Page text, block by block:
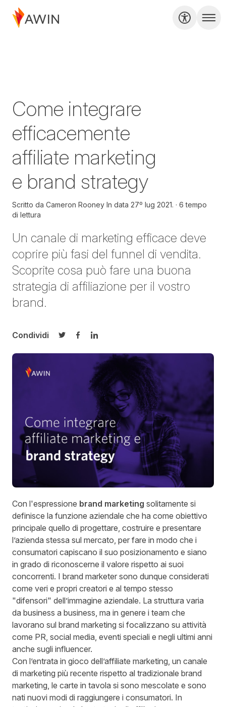
Come integrare
efficacemente
affiliate marketing
e brand strategy
Scritto da Cameron Rooney In data 27º lug 2021.
6 tempo
di lettura
Un canale di marketing efficace deve
coprire più fasi del funnel di vendita.
Scoprite cosa può fare una buona
strategia di affiliazione per il vostro
brand.
Condividi
Condividi su Twitter
Condividi su Facebook
Condividi su LinkedIn
Con l'espressione brand marketing solitamente si
definisce la funzione aziendale che ha come obiettivo
principale quello di progettare, costruire e presentare
l’azienda stessa sul mercato, per fare in modo che i
consumatori capiscano il suo posizionamento e siano
in grado di riconoscerne il valore rispetto ai suoi
concorrenti. I brand marketer sono dunque considerati
come veri e propri creatori e al tempo stesso
"difensori" dell’immagine aziendale. La struttura varia
da business a business, ma in genere i team che
lavorano sul brand marketing si focalizzano su attività
come PR, social media, eventi speciali e negli ultimi anni
anche sugli influencer.
Con l’entrata in gioco dell’affiliate marketing, un canale
di marketing più recente rispetto al tradizionale brand
marketing, le carte in tavola si sono mescolate e sono
nati nuovi modi di raggiungere i consumatori. In